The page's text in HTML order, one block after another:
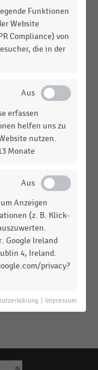
im Handel
STATISTIK
STATISTIK
(ESL) im
|STATISTIK
|STATISTIK
im Handel
|STATISTIK
Virtual Reality im
Funktionen
Website
Compliance) von
die in der
erfassen
helfen uns zu
nutzen.
Monate
Anzeigen
(z. B. Klick-
Google Ireland
4, Ireland.
privacy?
Impressum